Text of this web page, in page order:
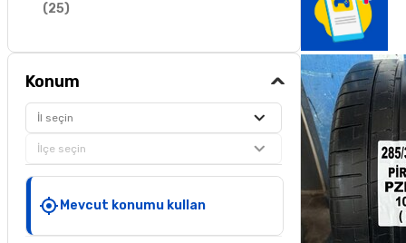
(25)
Konum
İl seçin
İlçe seçin
Mevcut konumu kullan